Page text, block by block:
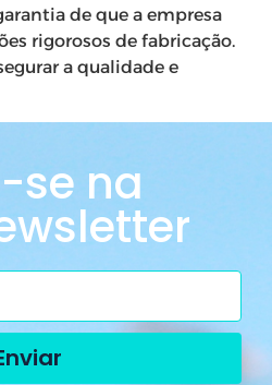
de que a empresa
rigorosos de fabricação.
a qualidade e
se na